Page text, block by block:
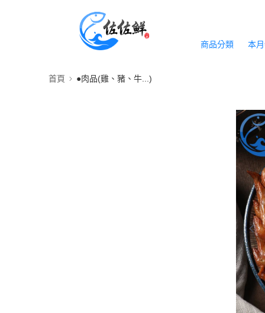
商品分類 本
首頁 ●肉品(雞、豬、牛...)